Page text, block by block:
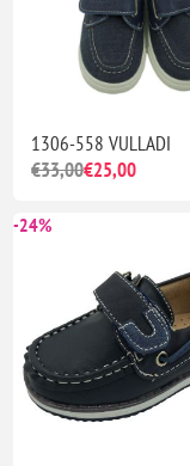
1306-558 VULLADI
€33,00€25,00
-24%